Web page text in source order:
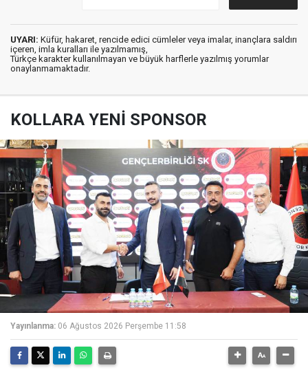
UYARI: Küfür, hakaret, rencide edici cümleler veya imalar, inançlara saldırı
içeren, imla kuralları ile yazılmamış,
Türkçe karakter kullanılmayan ve büyük harflerle yazılmış yorumlar
onaylanmamaktadır.
KOLLARA YENİ SPONSOR
Yayınlanma: 06 Ağustos 2026 Perşembe 11:58